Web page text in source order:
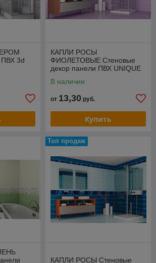
3d
КАПЛИ РОСЫ
ФИОЛЕТОВЫЕ Стеновые
декор панели ПВХ UNIQUE
В наличии
от 13,30 руб.
Купить
Топ продаж
КАПЛИ РОСЫ Стеновые